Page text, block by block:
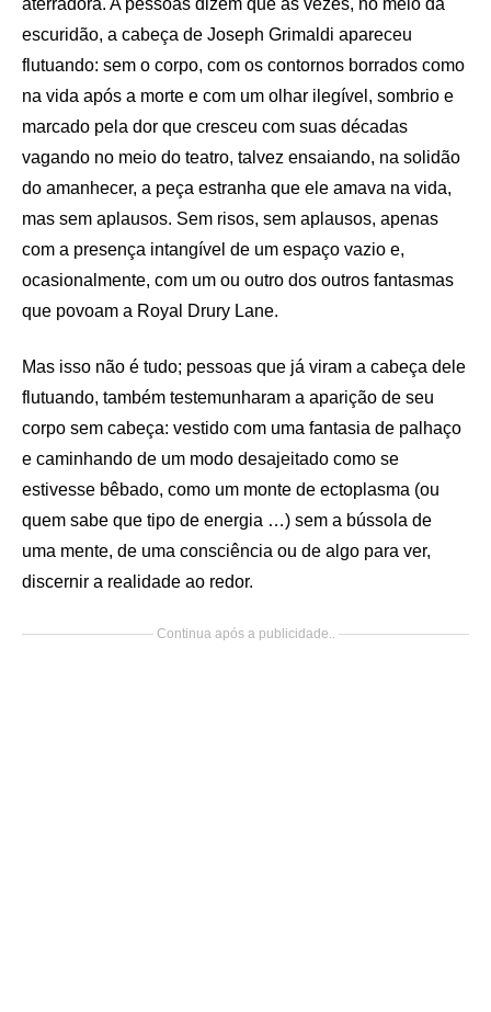
aterradora. A pessoas dizem que às vezes, no meio da
escuridão, a cabeça de Joseph Grimaldi apareceu
flutuando: sem o corpo, com os contornos borrados como
na vida após a morte e com um olhar ilegível, sombrio e
marcado pela dor que cresceu com suas décadas
vagando no meio do teatro, talvez ensaiando, na solidão
do amanhecer, a peça estranha que ele amava na vida,
mas sem aplausos. Sem risos, sem aplausos, apenas
com a presença intangível de um espaço vazio e,
ocasionalmente, com um ou outro dos outros fantasmas
que povoam a Royal Drury Lane.
Mas isso não é tudo; pessoas que já viram a cabeça dele
flutuando, também testemunharam a aparição de seu
corpo sem cabeça: vestido com uma fantasia de palhaço
e caminhando de um modo desajeitado como se
estivesse bêbado, como um monte de ectoplasma (ou
quem sabe que tipo de energia …) sem a bússola de
uma mente, de uma consciência ou de algo para ver,
discernir a realidade ao redor.
Continua após a publicidade..